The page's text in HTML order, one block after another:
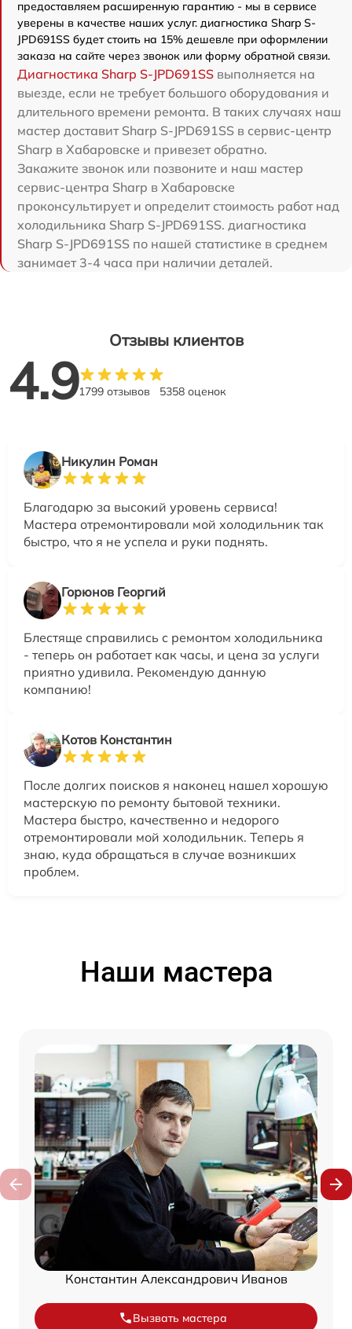
предоставляем расширенную гарантию - мы в сервисе
уверены в качестве наших услуг. диагностика Sharp S-
JPD691SS будет стоить на 15% дешевле при оформлении
заказа на сайте через звонок или форму обратной связи.
Диагностика Sharp S-JPD691SS выполняется на
выезде, если не требует большого оборудования и
длительного времени ремонта. В таких случаях наш
мастер доставит Sharp S-JPD691SS в сервис-центр
Sharp в Хабаровске и привезет обратно.
Закажите звонок или позвоните и наш мастер
сервис-центра Sharp в Хабаровске
проконсультирует и определит стоимость работ над
холодильника Sharp S-JPD691SS. диагностика
Sharp S-JPD691SS по нашей статистике в среднем
занимает 3-4 часа при наличии деталей.
Отзывы клиентов
4.91799 отзывов 5358 оценок
Никулин Роман
Благодарю за высокий уровень сервиса!
Мастера отремонтировали мой холодильник так
быстро, что я не успела и руки поднять.
Горюнов Георгий
Блестяще справились с ремонтом холодильника
- теперь он работает как часы, и цена за услуги
приятно удивила. Рекомендую данную
компанию!
Котов Константин
После долгих поисков я наконец нашел хорошую
мастерскую по ремонту бытовой техники.
Мастера быстро, качественно и недорого
отремонтировали мой холодильник. Теперь я
знаю, куда обращаться в случае возникших
проблем.
Наши мастера
Константин Александрович Иванов
Вызвать мастера